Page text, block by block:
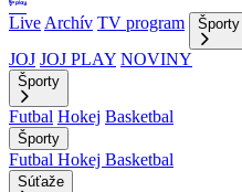
Live Archív TV program Športy
JOJ JOJ PLAY NOVINY
Športy
Futbal Hokej Basketbal
Športy
Futbal Hokej Basketbal
Súťaže